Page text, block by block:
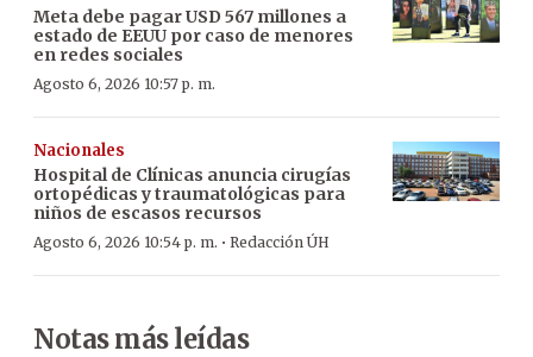
Meta debe pagar USD 567 millones a
estado de EEUU por caso de menores
en redes sociales
Agosto 6, 2026 10:57 p. m.
Nacionales
Hospital de Clínicas anuncia cirugías
ortopédicas y traumatológicas para
niños de escasos recursos
Agosto 6, 2026 10:54 p. m. · Redacción ÚH
Notas más leídas